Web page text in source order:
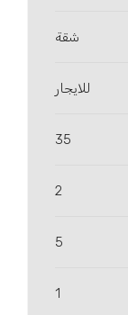
شقة
للايجار
35
2
5
1